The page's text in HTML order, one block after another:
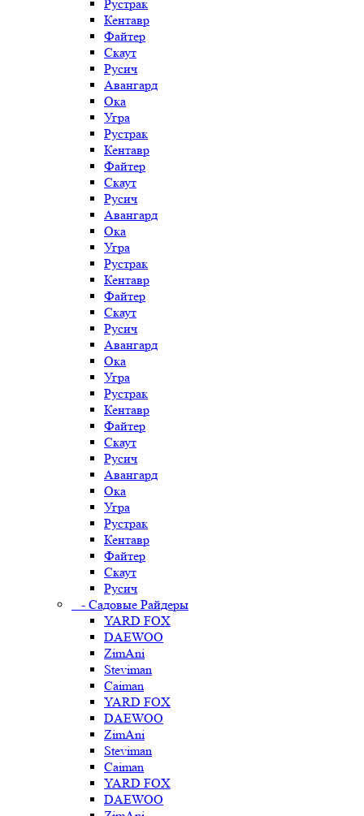
Рустрак
Кентавр
Файтер
Скаут
Русич
Авангард
Ока
Угра
Рустрак
Кентавр
Файтер
Скаут
Русич
Авангард
Ока
Угра
Рустрак
Кентавр
Файтер
Скаут
Русич
Авангард
Ока
Угра
Рустрак
Кентавр
Файтер
Скаут
Русич
Авангард
Ока
Угра
Рустрак
Кентавр
Файтер
Скаут
Русич
- Садовые Райдеры
YARD FOX
DAEWOO
ZimAni
Steviman
Caiman
YARD FOX
DAEWOO
ZimAni
Steviman
Caiman
YARD FOX
DAEWOO